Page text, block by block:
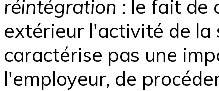
réintégration : le fait de
extérieur l'activité de la
caractérise pas une
l'employeur, de